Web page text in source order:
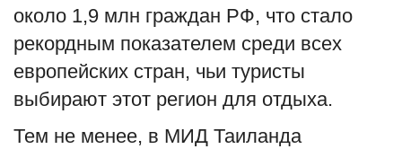
около 1,9 млн граждан РФ, что стало
рекордным показателем среди всех
европейских стран, чьи туристы
выбирают этот регион для отдыха.
Тем не менее, в МИД Таиланда